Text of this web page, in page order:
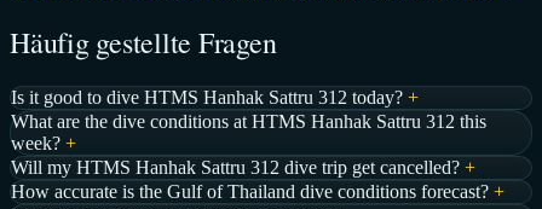
Häufig gestellte Fragen
Is it good to dive HTMS Hanhak Sattru 312 today? +
What are the dive conditions at HTMS Hanhak Sattru 312 this
week? +
Will my HTMS Hanhak Sattru 312 dive trip get cancelled? +
How accurate is the Gulf of Thailand dive conditions forecast? +